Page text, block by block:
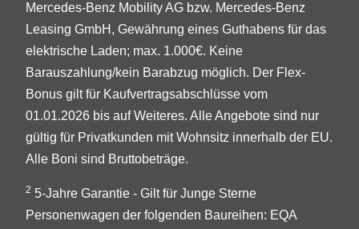
Mercedes-Benz Mobility AG bzw. Mercedes-Benz
Leasing GmbH, Gewährung eines Guthabens für das
elektrische Laden; max. 1.000€. Keine
Barauszahlung/kein Barabzug möglich. Der Flex-
Bonus gilt für Kaufvertragsabschlüsse vom
01.01.2026 bis auf Weiteres. Alle Angebote sind nur
gültig für Privatkunden mit Wohnsitz innerhalb der EU.
Alle Boni sind Bruttobeträge.
2 5-Jahre Garantie - Gilt für Junge Sterne
Personenwagen der folgenden Baureihen: EQA